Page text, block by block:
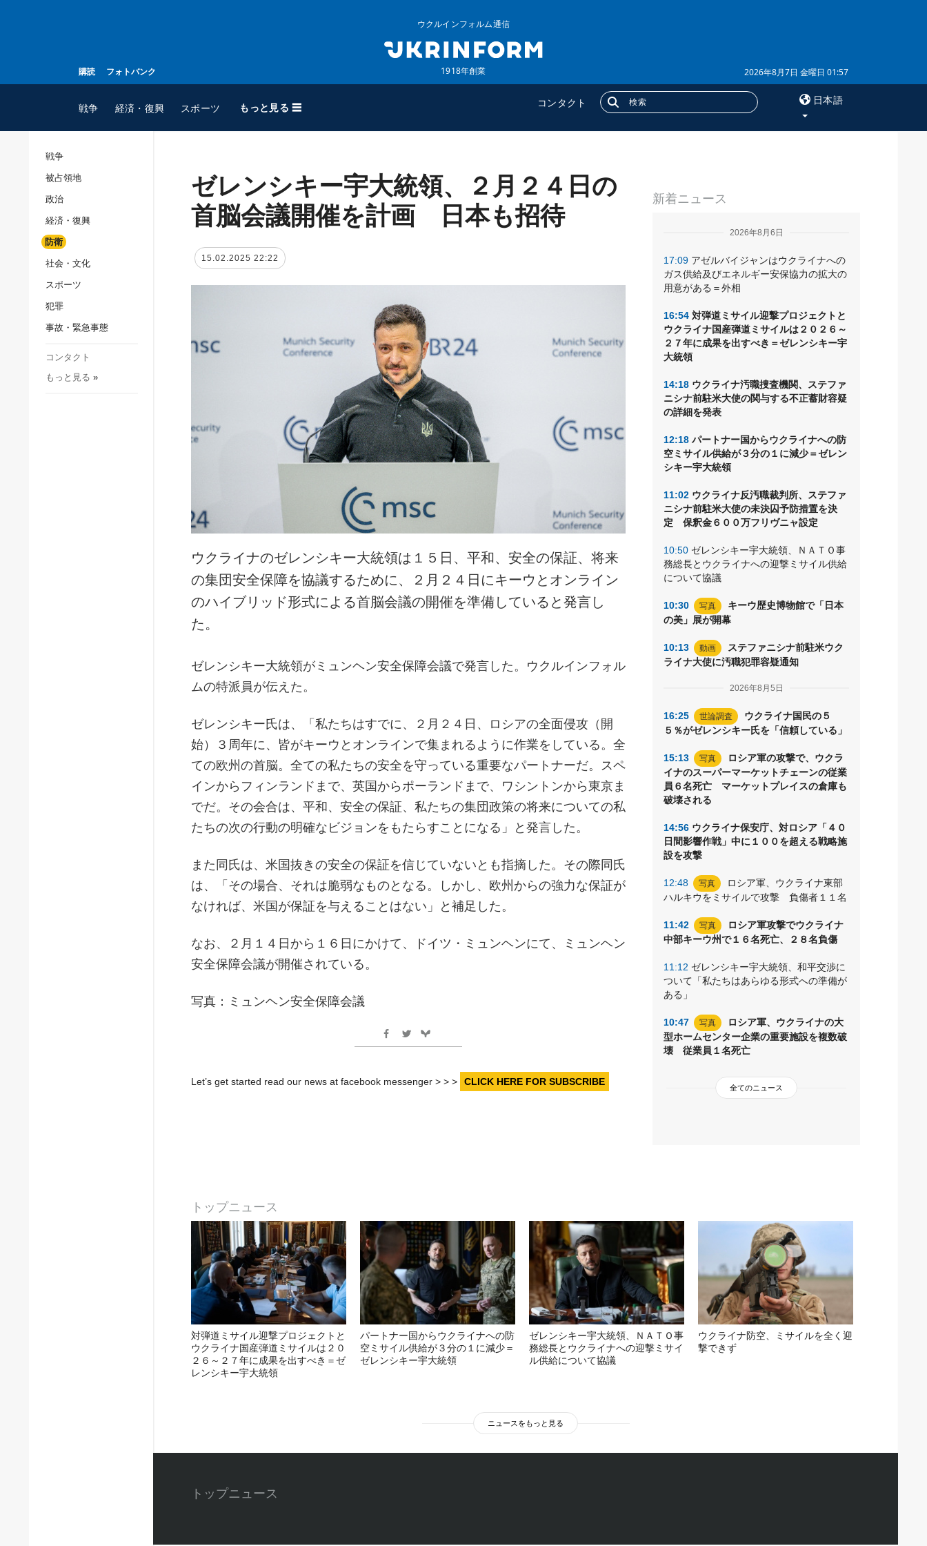
購読 フォトバンク
ウクルインフォルム通信
1918年創業 2026年8月7日 金曜日 01:57
戦争 経済・復興 スポーツ もっと見る ☰ コンタクト 日本語
スポーツ
ウクルインフォルム
ウクルインフォルムについ
て
追加
特集
インタビュー
購読
戦争
被占領地
政治
経済・復興
防衛
社会・文化
スポーツ
犯罪
事故・緊急事態
コンタクト
もっと見る »
新着ニュース
2026年8月6日
17:09 アゼルバイジャンはウクライナへの
ガス供給及びエネルギー安保協力の拡大の
用意がある＝外相
16:54 対弾道ミサイル迎撃プロジェクトと
ウクライナ国産弾道ミサイルは２０２６～
２７年に成果を出すべき＝ゼレンシキー宇
大統領
14:18 ウクライナ汚職捜査機関、ステファ
ニシナ前駐米大使の関与する不正蓄財容疑
の詳細を発表
12:18 パートナー国からウクライナへの防
空ミサイル供給が３分の１に減少＝ゼレン
シキー宇大統領
11:02 ウクライナ反汚職裁判所、ステファ
ニシナ前駐米大使の未決囚予防措置を決
定 保釈金６００万フリヴニャ設定
10:50 ゼレンシキー宇大統領、ＮＡＴＯ事
務総長とウクライナへの迎撃ミサイル供給
について協議
10:30 写真
キーウ歴史博物館で「日本
の美」展が開幕
10:13 動画
ステファニシナ前駐米ウク
ライナ大使に汚職犯罪容疑通知
2026年8月5日
16:25 世論調査
ウクライナ国民の５
５％がゼレンシキー氏を「信頼している」
15:13 写真
ロシア軍の攻撃で、ウクラ
イナのスーパーマーケットチェーンの従業
員６名死亡 マーケットプレイスの倉庫も
破壊される
14:56 ウクライナ保安庁、対ロシア「４０
日間影響作戦」中に１００を超える戦略施
設を攻撃
12:48 写真
ロシア軍、ウクライナ東部
ハルキウをミサイルで攻撃 負傷者１１名
11:42 写真
ロシア軍攻撃でウクライナ
中部キーウ州で１６名死亡、２８名負傷
11:12 ゼレンシキー宇大統領、和平交渉に
ついて「私たちはあらゆる形式への準備が
ある」
10:47 写真
ロシア軍、ウクライナの大
型ホームセンター企業の重要施設を複数破
壊 従業員１名死亡
全てのニュース
ゼレンシキー宇大統領、２月２４日の
首脳会議開催を計画 日本も招待
15.02.2025 22:22
ウクライナのゼレンシキー大統領は１５日、平和、安全の保証、将来
の集団安全保障を協議するために、２月２４日にキーウとオンライン
のハイブリッド形式による首脳会議の開催を準備していると発言し
た。
ゼレンシキー大統領がミュンヘン安全保障会議で発言した。ウクルインフォル
ムの特派員が伝えた。
ゼレンシキー氏は、「私たちはすでに、２月２４日、ロシアの全面侵攻（開
始）３周年に、皆がキーウとオンラインで集まれるように作業をしている。全
ての欧州の首脳。全ての私たちの安全を守っている重要なパートナーだ。スペ
インからフィンランドまで、英国からポーランドまで、ワシントンから東京ま
でだ。その会合は、平和、安全の保証、私たちの集団政策の将来についての私
たちの次の行動の明確なビジョンをもたらすことになる」と発言した。
また同氏は、米国抜きの安全の保証を信じていないとも指摘した。その際同氏
は、「その場合、それは脆弱なものとなる。しかし、欧州からの強力な保証が
なければ、米国が保証を与えることはない」と補足した。
なお、２月１４日から１６日にかけて、ドイツ・ミュンヘンにて、ミュンヘン
安全保障会議が開催されている。
写真：ミュンヘン安全保障会議
Let’s get started read our news at facebook messenger > > > CLICK HERE FOR SUBSCRIBE
トップニュース
対弾道ミサイル迎撃プロジェクトと
ウクライナ国産弾道ミサイルは２０
２６～２７年に成果を出すべき＝ゼ
レンシキー宇大統領
パートナー国からウクライナへの防
空ミサイル供給が３分の１に減少＝
ゼレンシキー宇大統領
ゼレンシキー宇大統領、ＮＡＴＯ事
務総長とウクライナへの迎撃ミサイ
ル供給について協議
ウクライナ防空、ミサイルを全く迎
撃できず
ニュースをもっと見る
トップニュース